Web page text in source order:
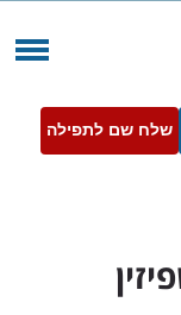
שם לתפילה